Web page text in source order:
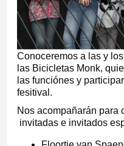
Conoceremos a las y
las Bicicletas Monk,
las funciónes y
fesitival.
Nos acompañarán para
invitadas e invitados